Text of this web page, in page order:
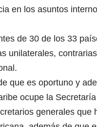
en los asuntos
de 30 de los 33
unilaterales,
que es oportuno y
ocupe la
generales